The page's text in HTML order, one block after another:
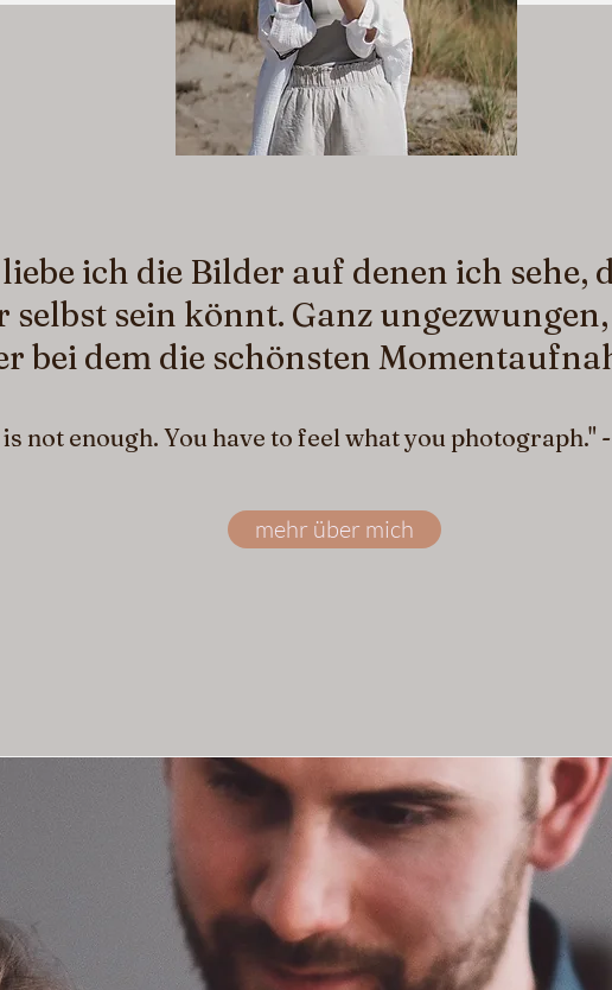
ich die Bilder auf denen ich sehe,
selbst sein könnt. Ganz
bei dem die schönsten
not enough. You have to feel what you photograph."
mehr über mich